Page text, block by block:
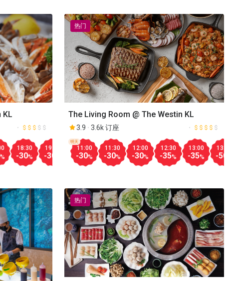
KL
%
18:30
-30%
19:00
-30
19:30
-30%
20:00
-30%
20:30
-30%
21:00
-30%
21:30
-50%
12:30
-25%
Aug.08
The Living Room @ The Westin KL
3.9 3.6k 订座
11:00
-30%
明天
11:30
-30%
12:00
-30%
12:30
-35%
13:00
-35%
13:30
-50
热门
热门